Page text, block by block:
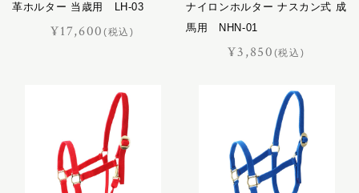
革ホルター 当歳用 LH-03
¥17,600(税込)
ナイロンホルター ナスカン式 成
馬用 NHN-01
¥3,850 (税込)
レザーケア
レザーケア用品
ジャンヌ
シューホーン
ディアマン
ドムス
ドレッサージュ
トロット